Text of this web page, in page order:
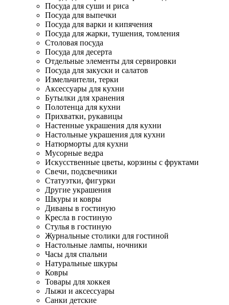
Посуда для суши и риса
Посуда для выпечки
Посуда для варки и кипячения
Посуда для жарки, тушения, томления
Столовая посуда
Посуда для десерта
Отдельные элементы для сервировки
Посуда для закуски и салатов
Измельчители, терки
Аксессуары для кухни
Бутылки для хранения
Полотенца для кухни
Прихватки, рукавицы
Настенные украшения для кухни
Настольные украшения для кухни
Натюрморты для кухни
Мусорные ведра
Искусственные цветы, корзины с фруктами
Свечи, подсвечники
Статуэтки, фигурки
Другие украшения
Шкуры и ковры
Диваны в гостиную
Кресла в гостиную
Стулья в гостиную
Журнальные столики для гостиной
Настольные лампы, ночники
Часы для спальни
Натуральные шкуры
Ковры
Товары для хоккея
Лыжи и аксессуары
Санки детские